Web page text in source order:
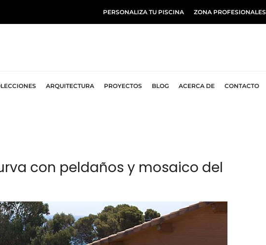
PERSONALIZA TU PISCINA ZONA PROFESIONALES
ARQUITECTURA PROYECTOS BLOG ACERCA DE CONTACTO
con peldaños y mosaico del